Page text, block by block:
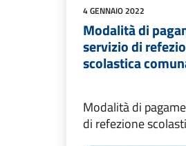
4 GENNAIO 2022
Modalità di
servizio di
scolastica
Modalità di
di refezione